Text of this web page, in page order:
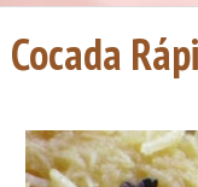
Cocada